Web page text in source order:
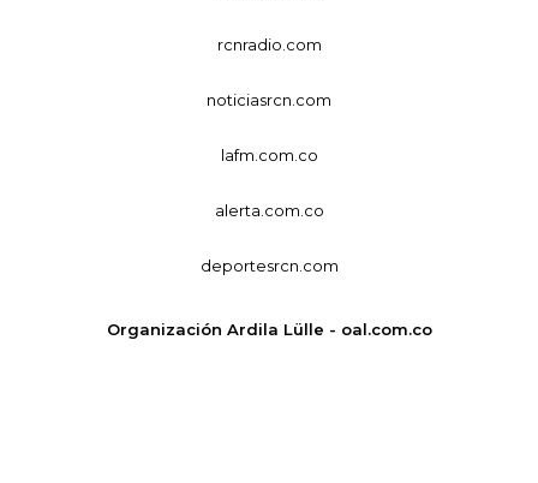
rcnradio.com
noticiasrcn.com
lafm.com.co
alerta.com.co
deportesrcn.com
Organización Ardila Lülle - oal.com.co